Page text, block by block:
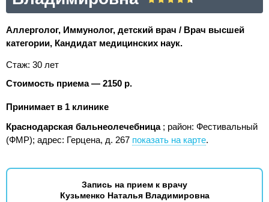
Аллерголог, Иммунолог, детский врач / Врач высшей
категории, Кандидат медицинских наук.
Стаж: 30 лет
Стоимость приема — 2150 р.
Принимает в 1 клинике
Краснодарская бальнеолечебница ; район: Фестивальный
(ФМР); адрес: Герцена, д. 267 показать на карте.
Запись на прием к врачу
Кузьменко Наталья Владимировна